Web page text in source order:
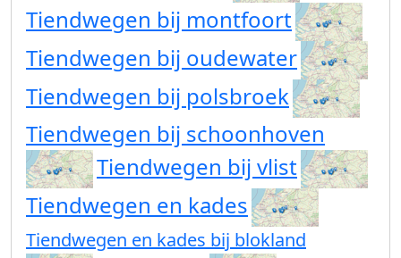
Tiendwegen bij montfoort
Tiendwegen bij oudewater
Tiendwegen bij polsbroek
Tiendwegen bij schoonhoven
Tiendwegen bij vlist
Tiendwegen en kades
Tiendwegen en kades bij blokland